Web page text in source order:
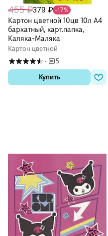
455 ₽379 ₽ -17%
Картон цветной 10цв 10л А4
бархатный, карт.папка,
Каляка-Маляка
Картон цветной
·
5
Купить